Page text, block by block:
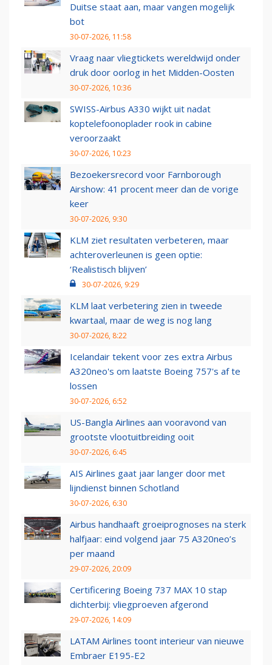
Duitse staat aan, maar vangen mogelijk
bot
30-07-2026, 11:58
Vraag naar vliegtickets wereldwijd onder
druk door oorlog in het Midden-Oosten
30-07-2026, 10:36
SWISS-Airbus A330 wijkt uit nadat
koptelefoonoplader rook in cabine
veroorzaakt
30-07-2026, 10:23
Bezoekersrecord voor Farnborough
Airshow: 41 procent meer dan de vorige
keer
30-07-2026, 9:30
KLM ziet resultaten verbeteren, maar
achteroverleunen is geen optie:
‘Realistisch blijven’
30-07-2026, 9:29
KLM laat verbetering zien in tweede
kwartaal, maar de weg is nog lang
30-07-2026, 8:22
Icelandair tekent voor zes extra Airbus
A320neo's om laatste Boeing 757's af te
lossen
30-07-2026, 6:52
US-Bangla Airlines aan vooravond van
grootste vlootuitbreiding ooit
30-07-2026, 6:45
AIS Airlines gaat jaar langer door met
lijndienst binnen Schotland
30-07-2026, 6:30
Airbus handhaaft groeiprognoses na sterk
halfjaar: eind volgend jaar 75 A320neo’s
per maand
29-07-2026, 20:09
Certificering Boeing 737 MAX 10 stap
dichterbij: vliegproeven afgerond
29-07-2026, 14:09
LATAM Airlines toont interieur van nieuwe
Embraer E195-E2